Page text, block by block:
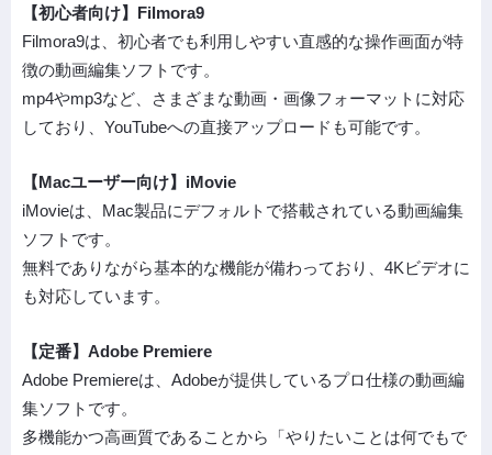
【初心者向け】Filmora9
Filmora9は、初心者でも利用しやすい直感的な操作画面が特
徴の動画編集ソフトです。
mp4やmp3など、さまざまな動画・画像フォーマットに対応
しており、YouTubeへの直接アップロードも可能です。
【Macユーザー向け】iMovie
iMovieは、Mac製品にデフォルトで搭載されている動画編集
ソフトです。
無料でありながら基本的な機能が備わっており、4Kビデオに
も対応しています。
【定番】Adobe Premiere
Adobe Premiereは、Adobeが提供しているプロ仕様の動画編
集ソフトです。
多機能かつ高画質であることから「やりたいことは何でもで